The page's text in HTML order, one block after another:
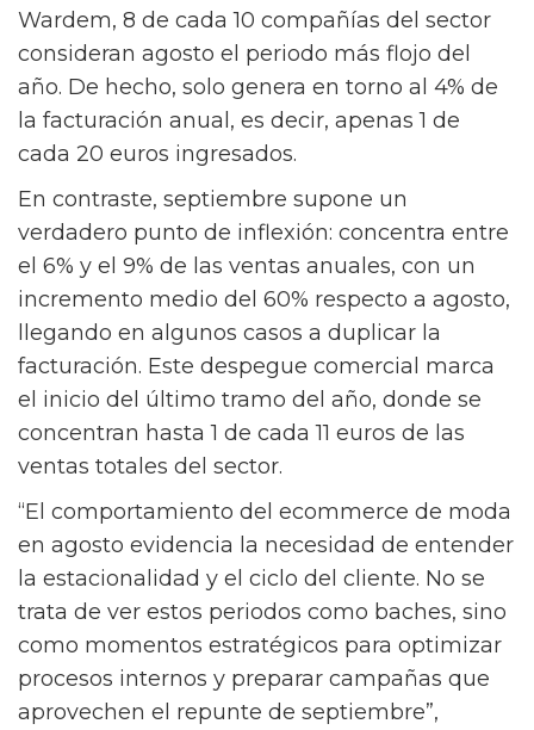
Según un estudio de la consultora tecnológica
Wardem, 8 de cada 10 compañías del sector
consideran agosto el periodo más flojo del
año. De hecho, solo genera en torno al 4% de
la facturación anual, es decir, apenas 1 de
cada 20 euros ingresados.
En contraste, septiembre supone un
verdadero punto de inflexión: concentra entre
el 6% y el 9% de las ventas anuales, con un
incremento medio del 60% respecto a agosto,
llegando en algunos casos a duplicar la
facturación. Este despegue comercial marca
el inicio del último tramo del año, donde se
concentran hasta 1 de cada 11 euros de las
ventas totales del sector.
“El comportamiento del ecommerce de moda
en agosto evidencia la necesidad de entender
la estacionalidad y el ciclo del cliente. No se
trata de ver estos periodos como baches, sino
como momentos estratégicos para optimizar
procesos internos y preparar campañas que